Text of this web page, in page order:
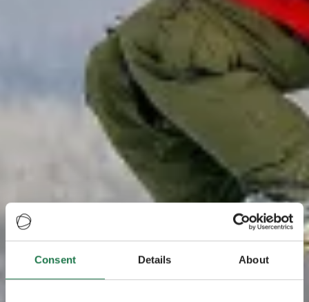
Consent Details About